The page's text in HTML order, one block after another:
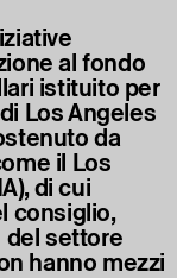
al fondo
istituito per
Los Angeles
da
il Los
di cui
consiglio,
del settore
hanno mezzi